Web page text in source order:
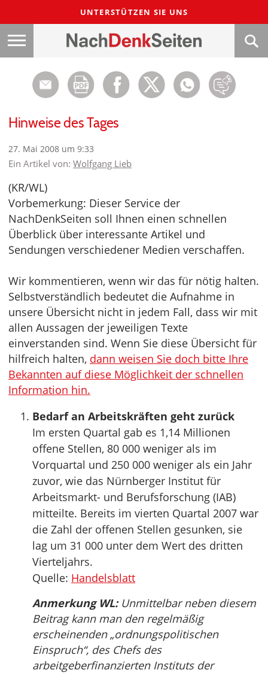
UNTERSTÜTZEN SIE UNS
Hinweise des Tages
27. Mai 2008 um 9:33
Ein Artikel von: Wolfgang Lieb
(KR/WL)
Vorbemerkung: Dieser Service der
NachDenkSeiten soll Ihnen einen schnellen
Überblick über interessante Artikel und
Sendungen verschiedener Medien verschaffen.
Wir kommentieren, wenn wir das für nötig halten.
Selbstverständlich bedeutet die Aufnahme in
unsere Übersicht nicht in jedem Fall, dass wir mit
allen Aussagen der jeweiligen Texte
einverstanden sind. Wenn Sie diese Übersicht für
hilfreich halten, dann weisen Sie doch bitte Ihre
Bekannten auf diese Möglichkeit der schnellen
Information hin.
Bedarf an Arbeitskräften geht zurück
Im ersten Quartal gab es 1,14 Millionen
offene Stellen, 80 000 weniger als im
Vorquartal und 250 000 weniger als ein Jahr
zuvor, wie das Nürnberger Institut für
Arbeitsmarkt- und Berufsforschung (IAB)
mitteilte. Bereits im vierten Quartal 2007 war
die Zahl der offenen Stellen gesunken, sie
lag um 31 000 unter dem Wert des dritten
Vierteljahrs.
Quelle: Handelsblatt
Anmerkung WL:Unmittelbar neben diesem
Beitrag kann man den regelmäßig
erscheinenden „ordnungspolitischen
Einspruch“, des Chefs des
arbeitgeberfinanzierten Instituts der